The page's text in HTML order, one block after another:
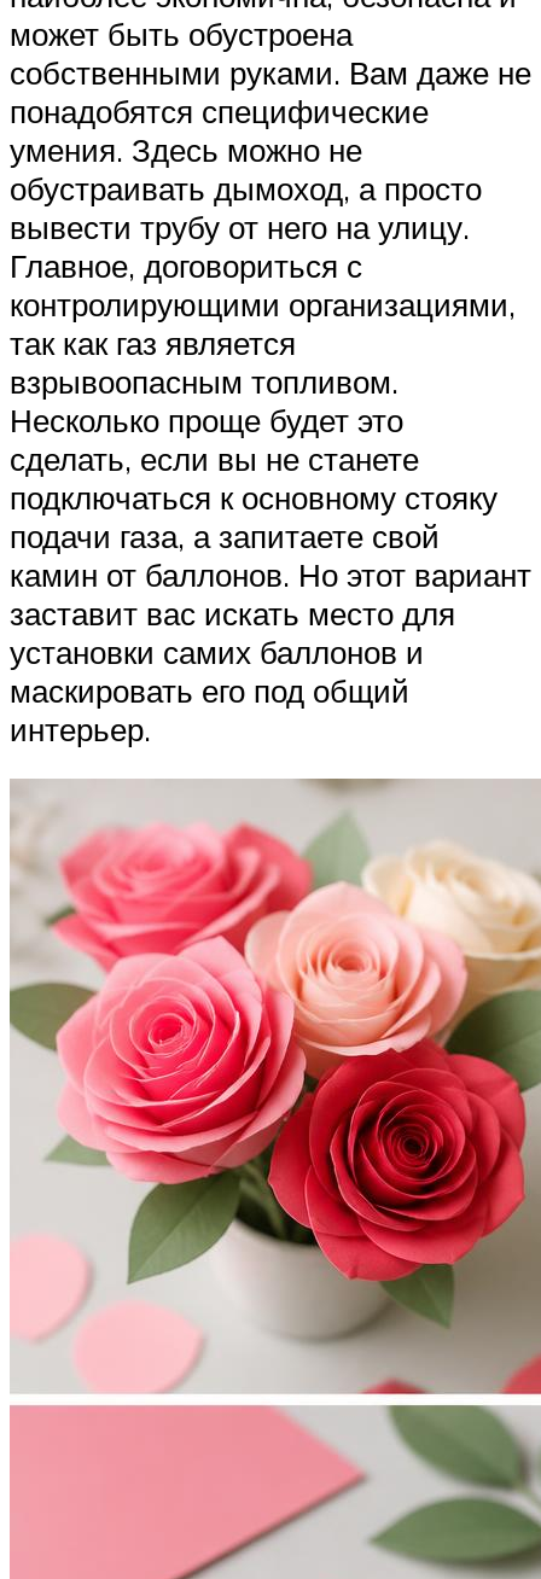
может быть обустроена
собственными руками. Вам даже не
понадобятся специфические
умения. Здесь можно не
обустраивать дымоход, а просто
вывести трубу от него на улицу.
Главное, договориться с
контролирующими организациями,
так как газ является
взрывоопасным топливом.
Несколько проще будет это
сделать, если вы не станете
подключаться к основному стояку
подачи газа, а запитаете свой
камин от баллонов. Но этот вариант
заставит вас искать место для
установки самих баллонов и
маскировать его под общий
интерьер.